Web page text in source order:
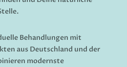
Behandlungen mit
aus Deutschland und der
modernste